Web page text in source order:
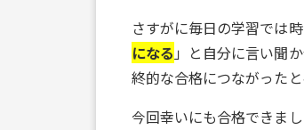
さすがに毎日の学習では
になる 」と自分に言い聞
終的な合格につながったと
今回幸いにも合格できま